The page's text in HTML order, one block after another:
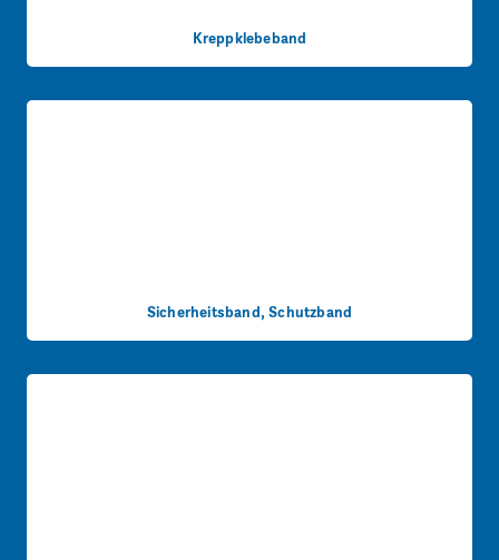
Kreppklebeband
Sicherheitsband, Schutzband